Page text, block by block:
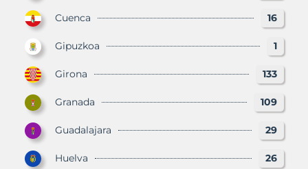
Cuenca 16
Gipuzkoa 1
Girona 133
Granada 109
Guadalajara 29
Huelva 26